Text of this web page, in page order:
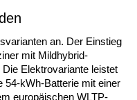
an. Der Einstieg
mit Mildhybrid-
Elektrovariante leistet
54-kWh-Batterie mit einer
europäischen WLTP-